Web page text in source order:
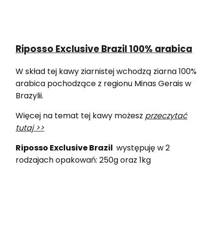
Riposso Exclusive Brazil 100% arabica
W skład tej kawy ziarnistej wchodzą ziarna 100%
arabica pochodzące z regionu Minas Gerais w
Brazylii.
Więcej na temat tej kawy możesz przeczytać
tutaj >>
Riposso Exclusive Brazil występuję w 2
rodzajach opakowań: 250g oraz 1kg